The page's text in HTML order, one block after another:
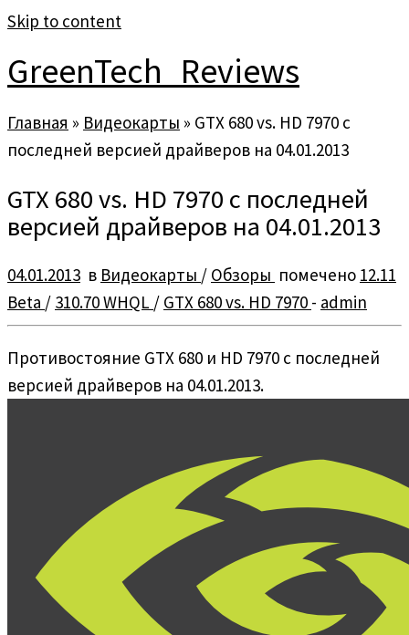
Skip to content
GreenTech_Reviews
Главная » Видеокарты » GTX 680 vs. HD 7970 с
последней версией драйверов на 04.01.2013
GTX 680 vs. HD 7970 с последней
версией драйверов на 04.01.2013
04.01.2013 в Видеокарты / Обзоры помечено 12.11
Beta / 310.70 WHQL / GTX 680 vs. HD 7970 - admin
Противостояние GTX 680 и HD 7970 с последней
версией драйверов на 04.01.2013.